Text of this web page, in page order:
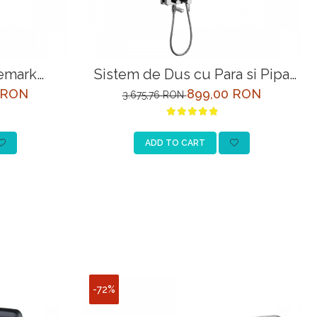
Sistem de Dus cu Para si Pipa
Pivotanta Inaltime Reglabila
Lemark Tropic LM7004C Crom
3.675,76 RON899,00 RON
ADD TO CART
-72%